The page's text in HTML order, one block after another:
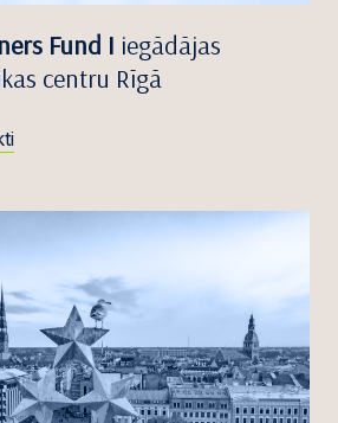
Fund I iegādājas
centru Rīgā